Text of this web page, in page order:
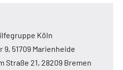
Köln
9, 51709 Marienheide
Straße 21, 28209 Bremen